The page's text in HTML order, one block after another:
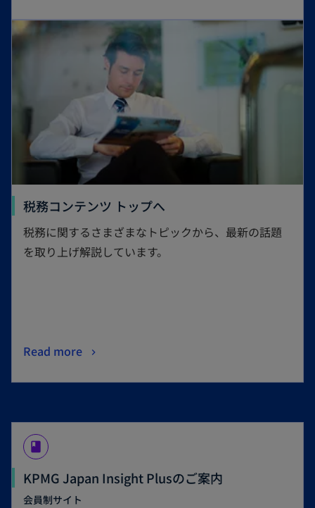
税務コンテンツ トップへ
税務に関するさまざまなトピックから、最新の話題
を取り上げ解説しています。
Read more
book
KPMG Japan Insight Plusのご案内
会員制サイト